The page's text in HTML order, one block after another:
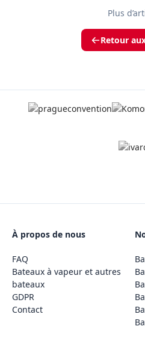
Plus
Retour
À propos de nous
FAQ
Bateaux à vapeur et autres
bateaux
GDPR
Contact